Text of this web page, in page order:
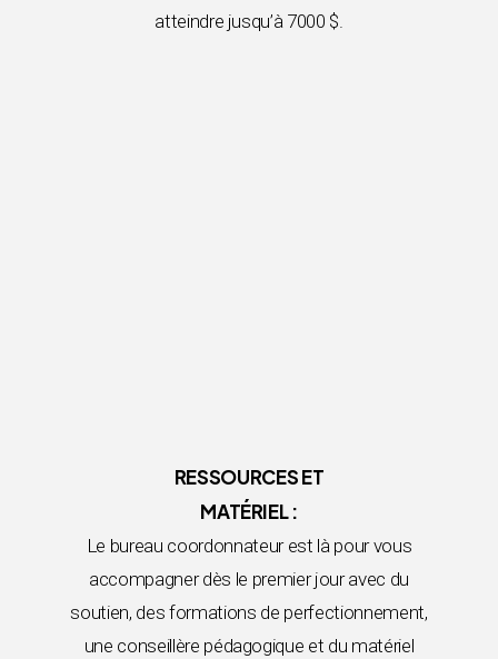
atteindre jusqu’à 7000 $.
RESSOURCES ET
MATÉRIEL :
Le bureau coordonnateur est là pour vous
accompagner dès le premier jour avec du
soutien, des formations de perfectionnement,
une conseillère pédagogique et du matériel